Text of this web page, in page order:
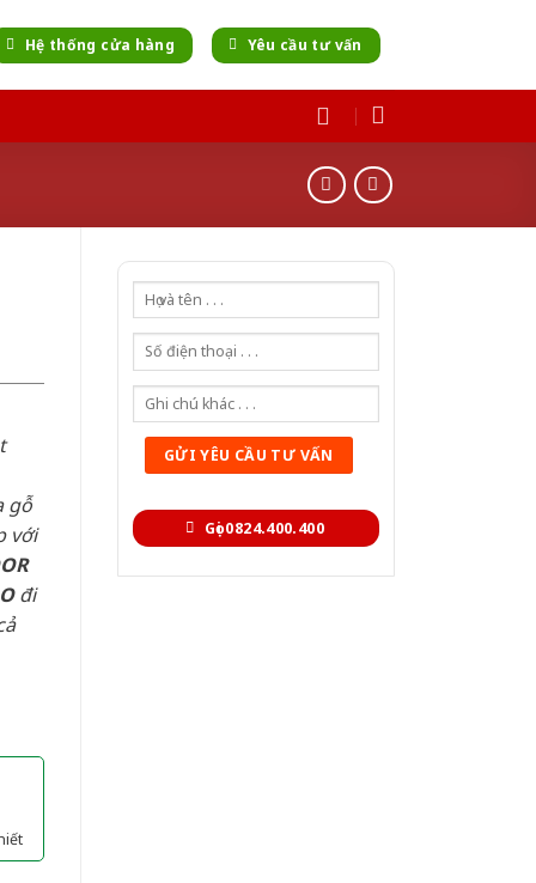
Hệ thống cửa hàng Yêu cầu tư vấn
Gọi 0824.400.400
gỗ
với
đi